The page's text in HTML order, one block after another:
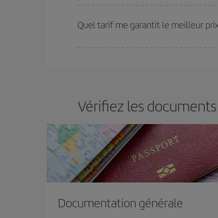
plus économiques (touristiques). Par
Quel tarif me garantit le meilleur
Vérifiez les
Documentation générale